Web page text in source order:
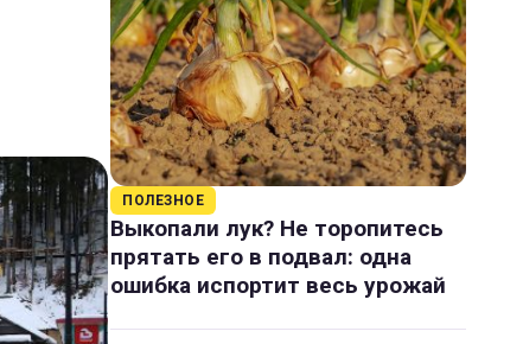
ПОЛЕЗНОЕ
Выкопали лук? Не торопитесь
прятать его в подвал: одна
ошибка испортит весь урожай